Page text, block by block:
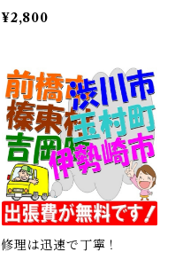
¥2,800
修理は迅速で丁寧！